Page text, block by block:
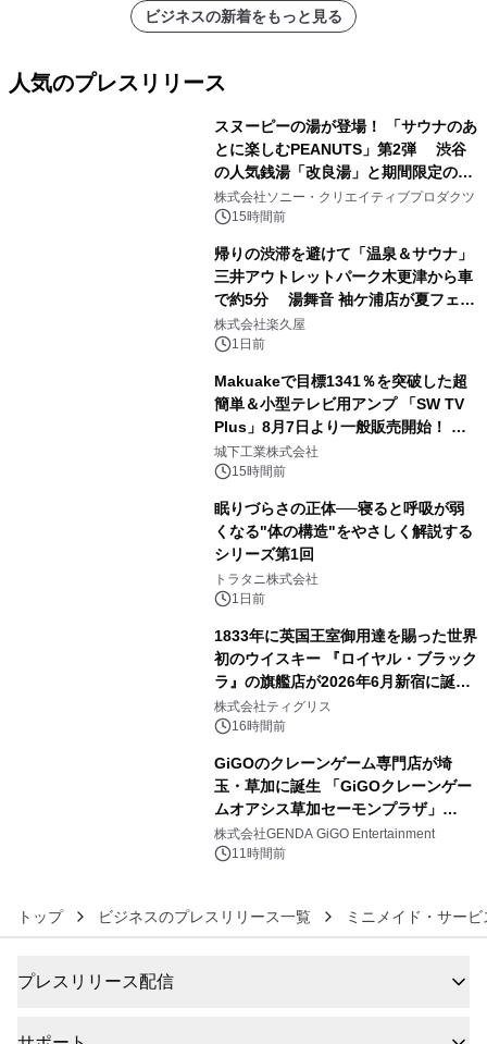
ビジネスの新着をもっと見る
人気のプレスリリース
スヌーピーの湯が登場！ 「サウナのあ
とに楽しむPEANUTS」第2弾 渋谷
の人気銭湯「改良湯」と期間限定のコ
ラボレーション サウナイキタイコラ
ボグッズも発売決定！
株式会社ソニー・クリエイティブプロダクツ
15時間前
帰りの渋滞を避けて「温泉＆サウナ」
三井アウトレットパーク木更津から車
で約5分 湯舞音 袖ケ浦店が夏フェア
メニューを提供
株式会社楽久屋
1日前
Makuakeで目標1341％を突破した超
簡単＆小型テレビ用アンプ 「SW TV
Plus」8月7日より一般販売開始！ ケ
ーブル1本つなぐだけ、テレビの音が
ぐっと豊かに
城下工業株式会社
15時間前
眠りづらさの正体──寝ると呼吸が弱
くなる"体の構造"をやさしく解説する
シリーズ第1回
トラタニ株式会社
1日前
1833年に英国王室御用達を賜った世界
初のウイスキー 『ロイヤル・ブラック
ラ』の旗艦店が2026年6月新宿に誕
生 バカルディ ジャパンと連携した
没入型バー「BAR Arca」
株式会社ティグリス
16時間前
GiGOのクレーンゲーム専門店が埼
玉・草加に誕生 「GiGOクレーンゲー
ムオアシス草加セーモンプラザ」
2026年8月7日(金)10時グランドオープ
ン
株式会社GENDA GiGO Entertainment
11時間前
トップ ビジネスのプレスリリース一覧 ミニメイド・サー
プレスリリース配信